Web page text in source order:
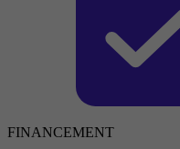
FINANCEMENT